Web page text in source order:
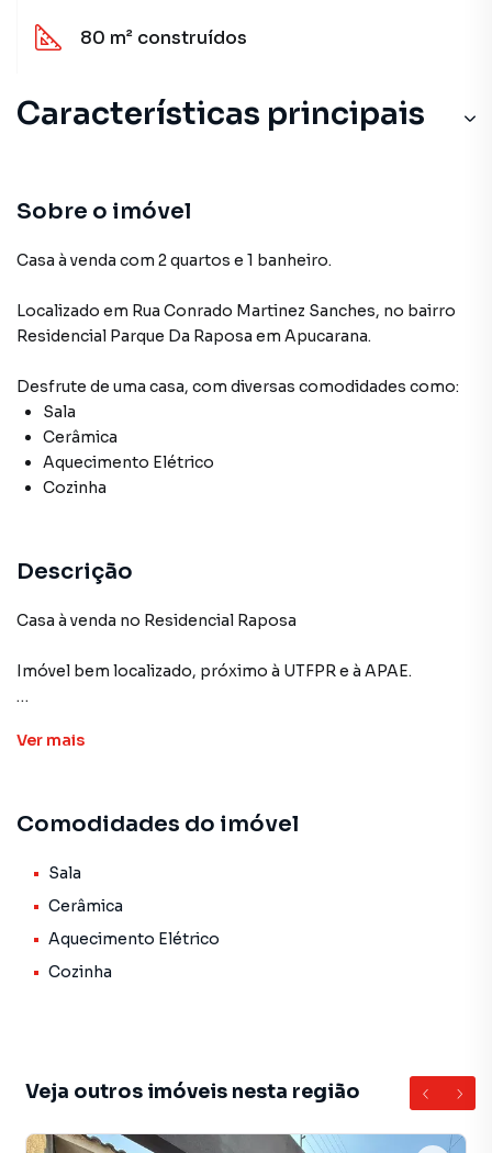
80 m² construídos
Características principais
Sobre o imóvel
Casa à venda com 2 quartos e 1 banheiro.
Localizado em Rua Conrado Martinez Sanches, no bairro
Residencial Parque Da Raposa em Apucarana.
Desfrute de uma casa, com diversas comodidades como:
Sala
Cerâmica
Aquecimento Elétrico
Cozinha
Descrição
Casa à venda no Residencial Raposa
Imóvel bem localizado, próximo à UTFPR e à APAE.
✅ 2 dormitórios
✅ Banheiro social
✅ Garagem coberta
em uma região com fácil acesso a serviços, escolas e
comércios.
Ver mais
Comodidades do imóvel
Sala
Cerâmica
Aquecimento Elétrico
Cozinha
Veja outros imóveis nesta região